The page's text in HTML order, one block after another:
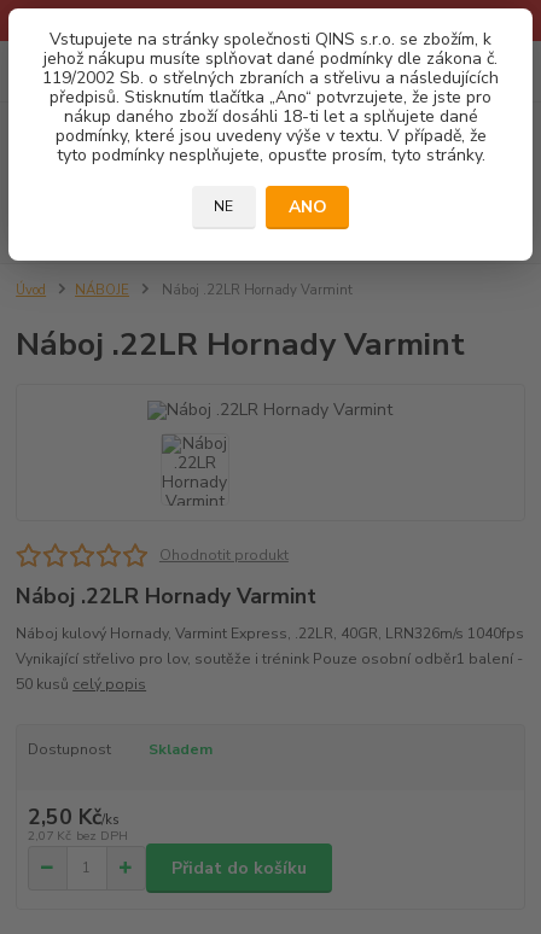
Vstupujete na stránky společnosti QINS s.r.o. se zbožím, k
jehož nákupu musíte splňovat dané podmínky dle zákona č.
119/2002 Sb. o střelných zbraních a střelivu a následujících
předpisů. Stisknutím tlačítka „Ano“ potvrzujete, že jste pro
nákup daného zboží dosáhli 18-ti let a splňujete dané
podmínky, které jsou uvedeny výše v textu. V případě, že
tyto podmínky nesplňujete, opusťte prosím, tyto stránky.
NE ANO
Menu
CZK 0
za0,00 Kč
Úvod NÁBOJE Náboj .22LR Hornady Varmint
Náboj .22LR Hornady Varmint
Ohodnotit produkt
Náboj .22LR Hornady Varmint
Náboj kulový Hornady, Varmint Express, .22LR, 40GR, LRN326m/s 1040fps
Vynikající střelivo pro lov, soutěže i trénink Pouze osobní odběr1 balení -
50 kusů celý popis
Dostupnost Skladem
2,50 Kč/ks
2,07 Kč bez DPH
Přidat do košíku